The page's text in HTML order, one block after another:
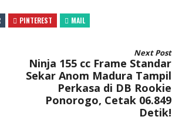
PINTEREST MAIL
Next Post
Ninja 155 cc Frame Standar
Sekar Anom Madura Tampil
Perkasa di DB Rookie
Ponorogo, Cetak 06.849
Detik!